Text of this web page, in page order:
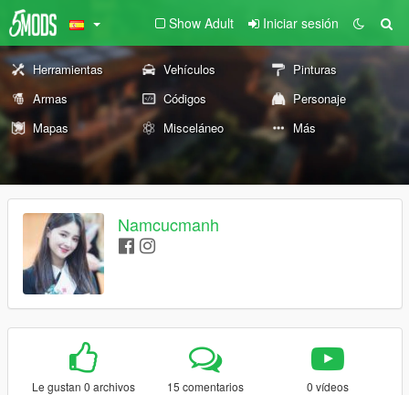
Show Adult Iniciar sesión
Herramientas Vehículos
Pinturas
Armas
Códigos
Personaje
Mapas
Misceláneo Más
Namcucmanh
Le gustan 0 archivos 15 comentarios 0 vídeos